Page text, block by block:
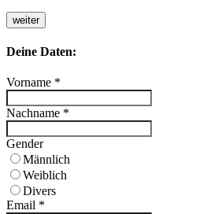
weiter
Deine Daten:
Vorname *
Nachname *
Gender
Männlich
Weiblich
Divers
Email *